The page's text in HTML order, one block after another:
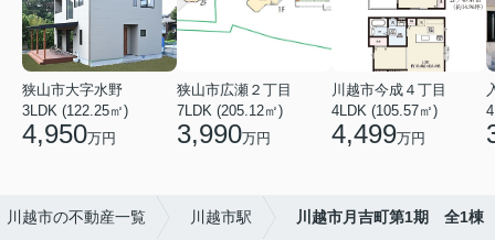
狭山市大字水野
3LDK (122.25㎡)
4,950万円
狭山市広瀬２丁目
7LDK (205.12㎡)
3,990万円
川越市今成４丁目
4LDK (105.57㎡)
4,499万円
川越市の不動産一覧 川越市駅 川越市月吉町第1期 全1棟